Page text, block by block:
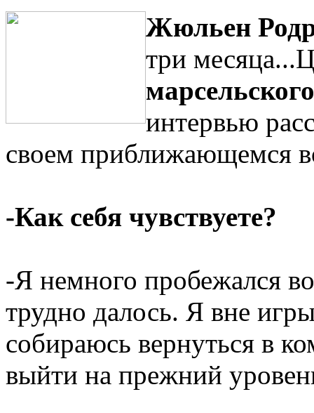
Жюльен
три
интервью
своем приближающемся
-Как себя чувствуете?
-Я немного пробежался
трудно далось. Я вне
собираюсь вернуться в
выйти на прежний